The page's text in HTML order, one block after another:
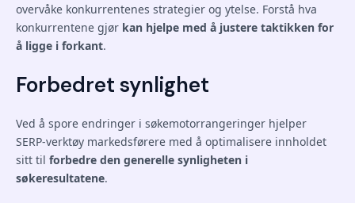
overvåke konkurrentenes strategier og ytelse. Forstå hva
konkurrentene gjør kan hjelpe med å justere taktikken for
å ligge i forkant.
Forbedret synlighet
Ved å spore endringer i søkemotorrangeringer hjelper
SERP-verktøy markedsførere med å optimalisere innholdet
sitt til forbedre den generelle synligheten i
søkeresultatene.